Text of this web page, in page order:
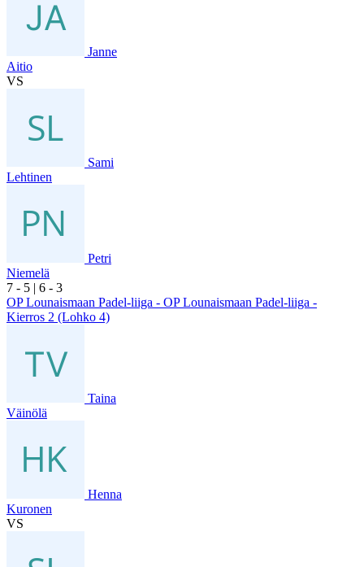
Janne
Aitio
VS
Sami
Lehtinen
Petri
Niemelä
7 - 5 | 6 - 3
OP Lounaismaan Padel-liiga - OP Lounaismaan Padel-liiga -
Kierros 2 (Lohko 4)
Taina
Väinölä
Henna
Kuronen
VS